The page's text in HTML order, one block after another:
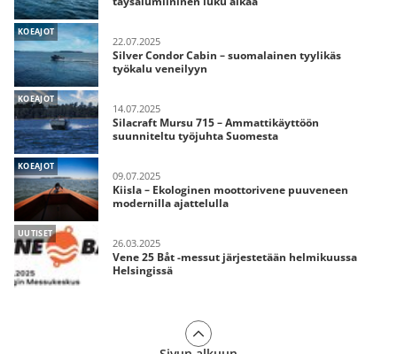
KOEAJOT
22.07.2025
Silver Condor Cabin – suomalainen tyylikäs
työkalu veneilyyn
KOEAJOT
14.07.2025
Silacraft Mursu 715 – Ammattikäyttöön
suunniteltu työjuhta Suomesta
KOEAJOT
09.07.2025
Kiisla – Ekologinen moottorivene puuveneen
modernilla ajattelulla
UUTISET
26.03.2025
Vene 25 Båt -messut järjestetään helmikuussa
Helsingissä